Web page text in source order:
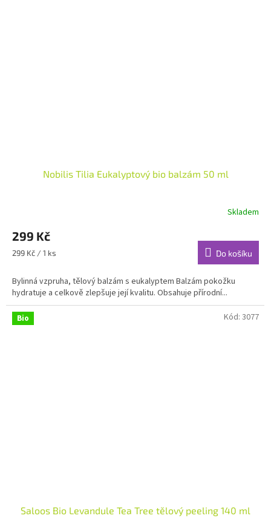
Nobilis Tilia Eukalyptový bio balzám 50 ml
produktu
je
4,7
5
hvězdiček.
Skladem
299 Kč
Měrná
299 Kč / 1 ks Do košíku
Bylinná vzpruha, tělový balzám s eukalyptem Balzám pokožku
hydratuje a celkově zlepšuje její kvalitu. Obsahuje přírodní...
Bio
Saloos Bio Levandule Tea Tree tělový peeling 140 ml
Kód: 3077